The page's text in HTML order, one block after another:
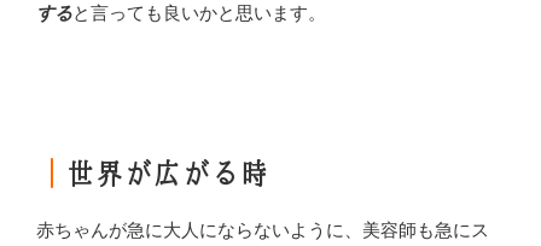
すると言っても良いかと思います。
世界が広がる時
赤ちゃんが急に大人にならないように、美容師も急にス